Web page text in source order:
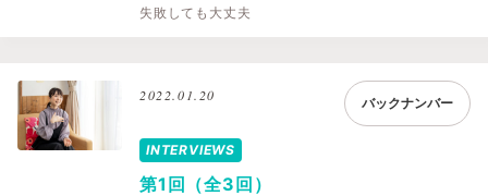
失敗しても大丈夫
2022.01.20 バックナンバー
INTERVIEWS
第1回（全3回）